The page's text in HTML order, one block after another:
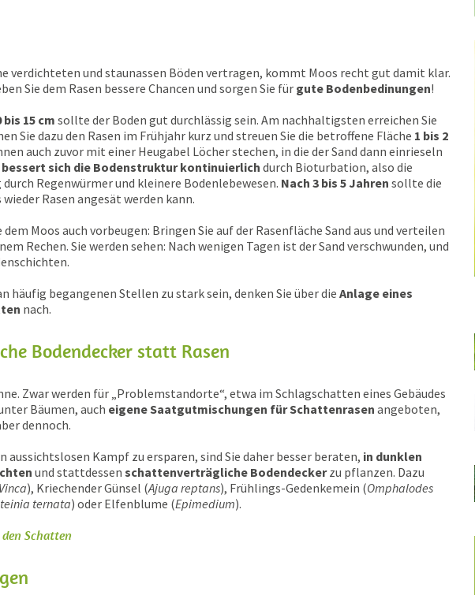
verdichteten und staunassen Böden vertragen, kommt Moos recht gut damit klar.
Sie dem Rasen bessere Chancen und sorgen Sie für gute Bodenbedinungen!
15 cmsollte der Boden gut durchlässig sein. Am nachhaltigsten erreichen Sie
Sie dazu den Rasen im Frühjahr kurz und streuen Sie die betroffene Fläche 1 bis 2
auch zuvor mit einer Heugabel Löcher stechen, in die der Sand dann einrieseln
bessert sich die Bodenstruktur kontinuierlich durch Bioturbation, also die
Regenwürmer und kleinere Bodenlebewesen. Nach 3 bis 5 Jahren sollte die
Rasen angesät werden kann.
dem Moos auch vorbeugen: Bringen Sie auf der Rasenfläche Sand aus und verteilen
Rechen. Sie werden sehen: Nach wenigen Tagen ist der Sand verschwunden, und
begangenen Stellen zu stark sein, denken Sie über die Anlage eines
nach.
Bodendecker statt Rasen
Zwar werden für „Problemstandorte“, etwa im Schlagschatten eines Gebäudes
Bäumen, auch eigene Saatgutmischungen für Schattenrasen angeboten,
dennoch.
aussichtslosen Kampf zu ersparen, sind Sie daher besser beraten, in dunklen
und stattdessen schattenverträgliche Bodendeckerzu pflanzen. Dazu
Vinca), Kriechender Günsel (Ajuga reptans), Frühlings-Gedenkemein (Omphalodes
ternata) oder Elfenblume (Epimedium).
den Schatten